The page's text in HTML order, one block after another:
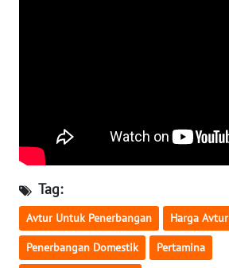
Tag:
Avtur Untuk Penerbangan Harga Avtur
Penerbangan Domestik Pertamina
WN
NUSANTARA
WN
JOGJA